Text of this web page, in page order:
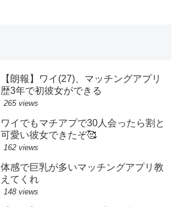
【朗報】ワイ(27)、マッチングアプリ
歴3年で初彼女ができる
265 views
ワイでもマチアプで30人会ったら割と
可愛い彼女できたぞ🥰
162 views
体感で巨乳が多いマッチングアプリ教
えてくれ
148 views